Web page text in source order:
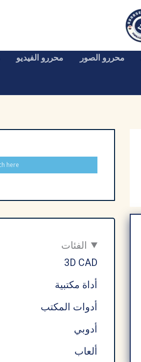
محررو الصور محررو الفيديو
الفئات
3D CAD
أداة مكتبية
أدوات المكتب
أدوبي
ألعاب